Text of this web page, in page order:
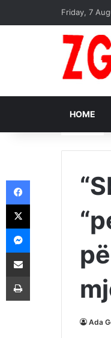
Friday, 7
HOME
Ada